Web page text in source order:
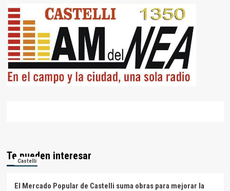
Te pueden interesar
Castelli
El Mercado Popular de Castelli suma obras para mejorar la